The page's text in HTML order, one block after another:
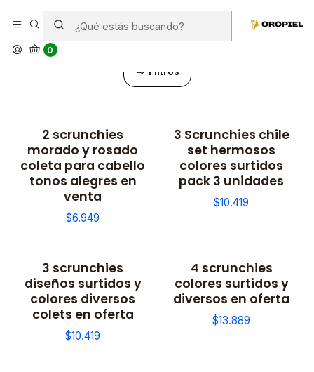
0
Accesorios
Filtros
2 scrunchies
morado y rosado
coleta para cabello
tonos alegres en
venta
$6.949
3 Scrunchies chile
set hermosos
colores surtidos
pack 3 unidades
$10.419
3 scrunchies
diseños surtidos y
colores diversos
colets en oferta
$10.419
4 scrunchies
colores surtidos y
diversos en oferta
$13.889